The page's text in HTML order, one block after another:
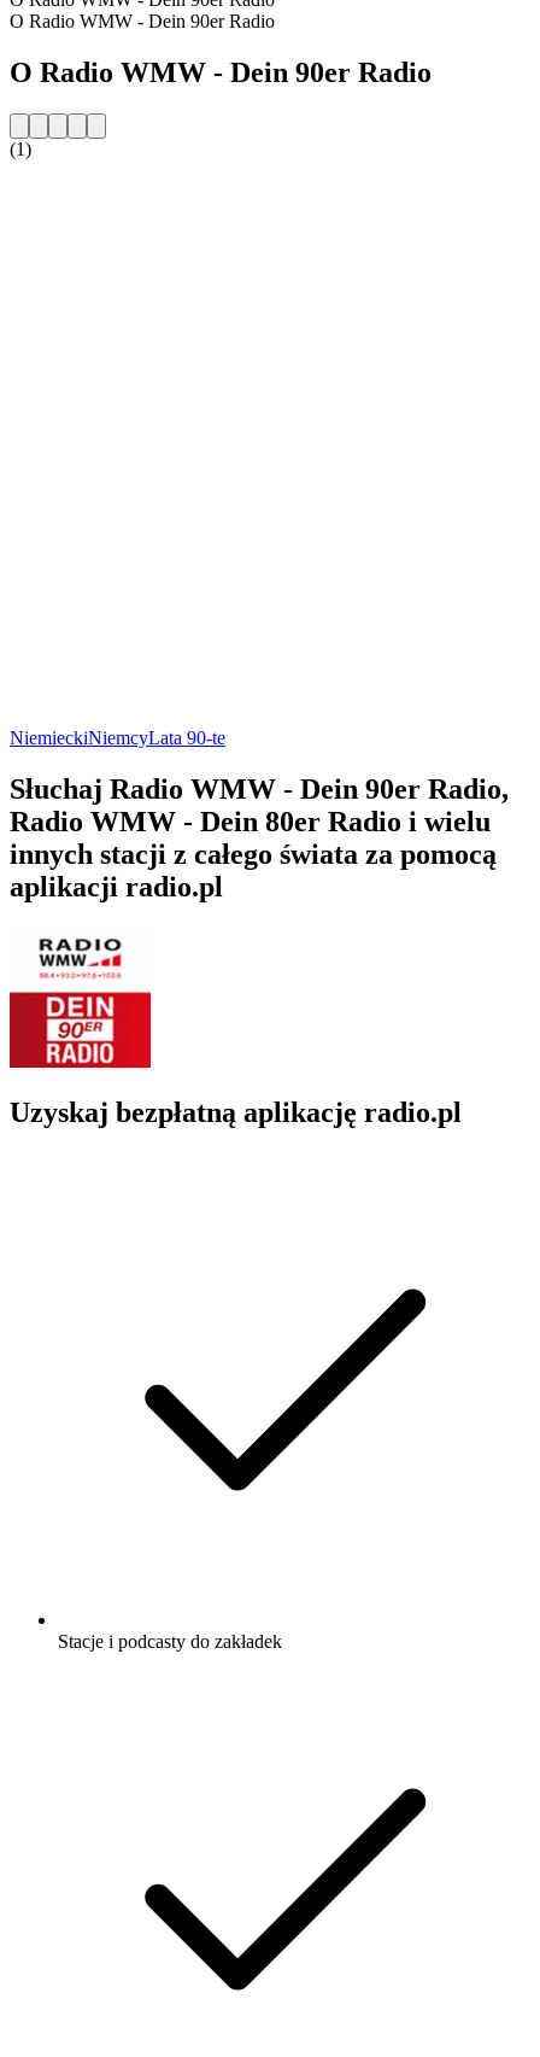
O Radio WMW - Dein 90er Radio
O Radio WMW - Dein 90er Radio
(1)
NiemieckiNiemcyLata 90-te
Słuchaj Radio WMW - Dein 90er Radio,
Radio WMW - Dein 80er Radio i wielu
innych stacji z całego świata za pomocą
aplikacji radio.pl
Uzyskaj bezpłatną aplikację radio.pl
Stacje i podcasty do zakładek